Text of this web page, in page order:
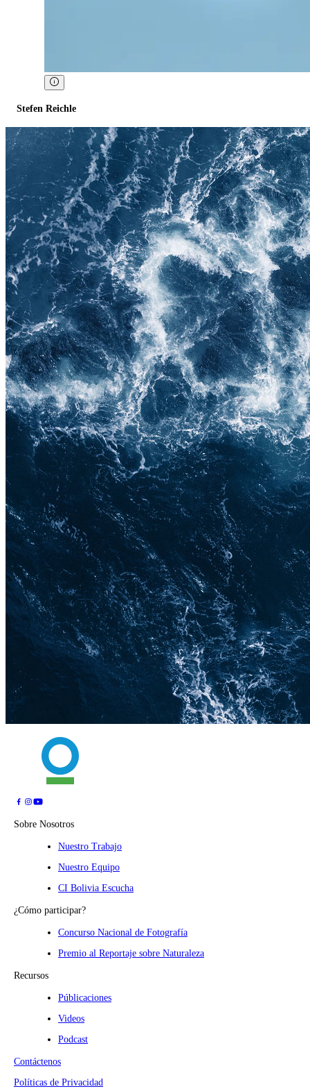
Stefen Reichle
Sobre Nosotros
Nuestro Trabajo
Nuestro Equipo
CI Bolivia Escucha
¿Cómo participar?
Concurso Nacional de Fotografía
Premio al Reportaje sobre Naturaleza
Recursos
Públicaciones
Videos
Podcast
Contáctenos
Políticas de Privacidad